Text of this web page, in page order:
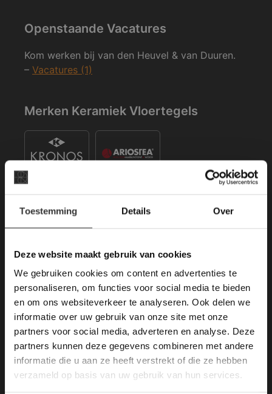
Toestemming Details Over
Deze website maakt gebruik van cookies
We gebruiken cookies om content en advertenties te
personaliseren, om functies voor social media te bieden
en om ons websiteverkeer te analyseren. Ook delen we
informatie over uw gebruik van onze site met onze
partners voor social media, adverteren en analyse. Deze
partners kunnen deze gegevens combineren met andere
informatie die u aan ze heeft verstrekt of die ze hebben
verzameld op basis van uw gebruik van hun services.
Openstaande Vacatures
Kom werken bij van den Heuvel & van Duuren.
– Vacatures (1)
Merken Keramiek Vloertegels
Merken Glasmozaïek
Deze website maakt
gebruik van cookies.
This Cookie Banner was deleted and is no
longer working. Please contact the website
administrator.
Deze website gebruikt cookies om de
gebruikerservaring te verbeteren. Door
gebruik te maken van onze website geeft u
toestemming voor alle cookies in
overeenstemming met ons cookiebeleid.Lees
verder
ALLES ACCEPTEREN